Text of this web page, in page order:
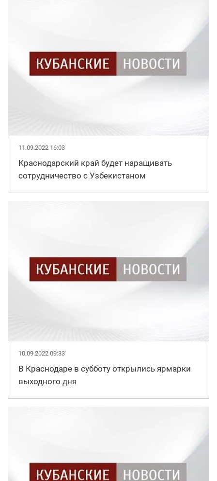
11.09.2022 16:03
Краснодарский край будет наращивать
сотрудничество с Узбекистаном
10.09.2022 09:33
В Краснодаре в субботу открылись ярмарки
выходного дня